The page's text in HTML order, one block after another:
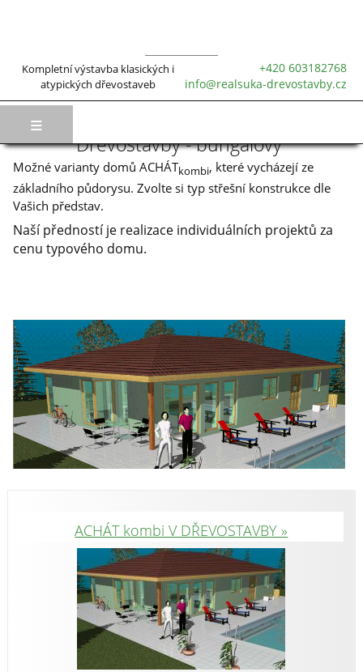
Kompletní výstavba klasických i
atypických dřevostaveb
+420 603182768
info@realsuka-drevostavby.cz
≡
Montované dřevěné rodinné domy
Dřevostavby - bungalovy
Možné varianty domů ACHÁTkombi, které vycházejí ze
základního půdorysu. Zvolte si typ střešní konstrukce dle
Vašich představ.
Naší předností je realizace individuálních projektů za
cenu typového domu.
ACHÁT kombi V DŘEVOSTAVBY »